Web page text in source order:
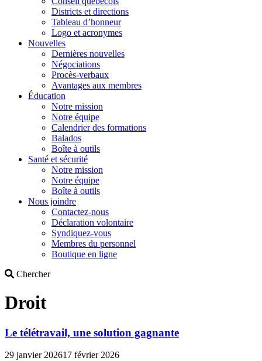
Districts et directions
Tableau d’honneur
Logo et acronymes
Nouvelles
Dernières nouvelles
Négociations
Procès-verbaux
Avantages aux membres
Éducation
Notre mission
Notre équipe
Calendrier des formations
Balados
Boîte à outils
Santé et sécurité
Notre mission
Notre équipe
Boîte à outils
Nous joindre
Contactez-nous
Déclaration volontaire
Syndiquez-vous
Membres du personnel
Boutique en ligne
ChercherSearch
Droit
Le télétravail, une solution gagnante
29 janvier 202617 février 2026